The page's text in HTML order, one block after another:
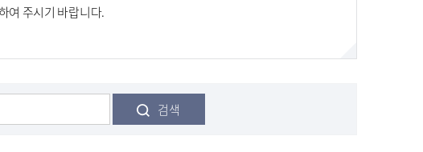
여 주시기 바랍니다.
검색